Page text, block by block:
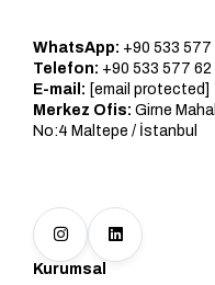
WhatsApp: +90 533 577
Telefon: +90 533 577 62
E-mail: [email protected]
Merkez Ofis: Girne
No:4 Maltepe / İstanbul
Kurumsal